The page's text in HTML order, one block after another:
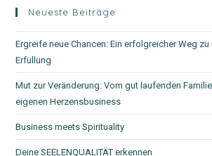
Neueste Beiträge
Ergreife neue Chancen: Ein erfolgreicher Weg zu
Erfüllung
Mut zur Veränderung: Vom gut laufenden
eigenen Herzensbusiness
Business meets Spirituality
Deine SEELENQUALITÄT erkennen